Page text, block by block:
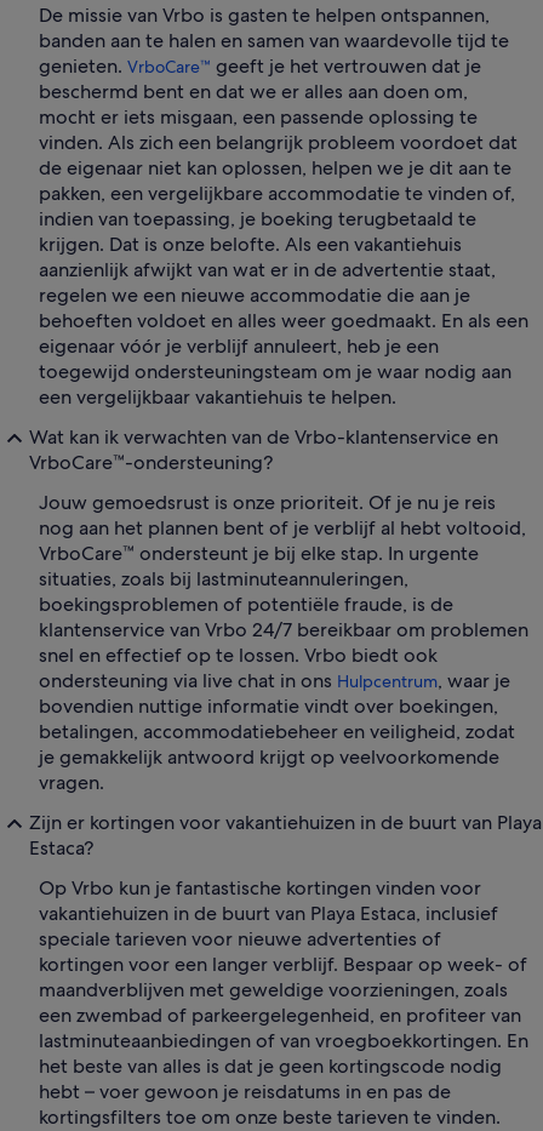
De missie van Vrbo is gasten te helpen ontspannen,
banden aan te halen en samen van waardevolle tijd te
genieten. VrboCare™ geeft je het vertrouwen dat je
beschermd bent en dat we er alles aan doen om,
mocht er iets misgaan, een passende oplossing te
vinden. Als zich een belangrijk probleem voordoet dat
de eigenaar niet kan oplossen, helpen we je dit aan te
pakken, een vergelijkbare accommodatie te vinden of,
indien van toepassing, je boeking terugbetaald te
krijgen. Dat is onze belofte. Als een vakantiehuis
aanzienlijk afwijkt van wat er in de advertentie staat,
regelen we een nieuwe accommodatie die aan je
behoeften voldoet en alles weer goedmaakt. En als een
eigenaar vóór je verblijf annuleert, heb je een
toegewijd ondersteuningsteam om je waar nodig aan
een vergelijkbaar vakantiehuis te helpen.
Wat kan ik verwachten van de Vrbo-klantenservice en
VrboCare™-ondersteuning?
Jouw gemoedsrust is onze prioriteit. Of je nu je reis
nog aan het plannen bent of je verblijf al hebt voltooid,
VrboCare™ ondersteunt je bij elke stap. In urgente
situaties, zoals bij lastminuteannuleringen,
boekingsproblemen of potentiële fraude, is de
klantenservice van Vrbo 24/7 bereikbaar om problemen
snel en effectief op te lossen. Vrbo biedt ook
ondersteuning via live chat in ons Hulpcentrum, waar je
bovendien nuttige informatie vindt over boekingen,
betalingen, accommodatiebeheer en veiligheid, zodat
je gemakkelijk antwoord krijgt op veelvoorkomende
vragen.
Zijn er kortingen voor vakantiehuizen in de buurt van Playa
Estaca?
Op Vrbo kun je fantastische kortingen vinden voor
vakantiehuizen in de buurt van Playa Estaca, inclusief
speciale tarieven voor nieuwe advertenties of
kortingen voor een langer verblijf. Bespaar op week- of
maandverblijven met geweldige voorzieningen, zoals
een zwembad of parkeergelegenheid, en profiteer van
lastminuteaanbiedingen of van vroegboekkortingen. En
het beste van alles is dat je geen kortingscode nodig
hebt – voer gewoon je reisdatums in en pas de
kortingsfilters toe om onze beste tarieven te vinden.